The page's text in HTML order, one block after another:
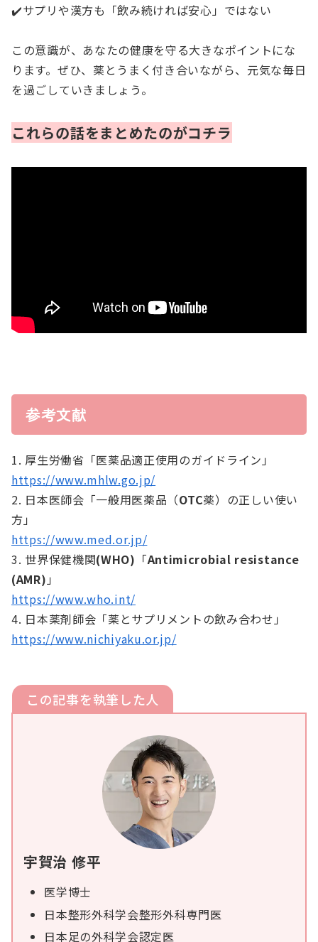
✔️サプリや漢方も「飲み続ければ安心」ではない
この意識が、あなたの健康を守る大きなポイントにな
ります。ぜひ、薬とうまく付き合いながら、元気な毎日
を過ごしていきましょう。
これらの話をまとめたのがコチラ
参考文献
1. 厚生労働省「医薬品適正使用のガイドライン」
https://www.mhlw.go.jp/
2. 日本医師会「一般用医薬品（OTC薬）の正しい使い
方」
https://www.med.or.jp/
3. 世界保健機関(WHO) 「Antimicrobial resistance
(AMR) 」
https://www.who.int/
4. 日本薬剤師会「薬とサプリメントの飲み合わせ」
https://www.nichiyaku.or.jp/
この記事を執筆した人
宇賀治 修平
医学博士
日本整形外科学会整形外科専門医
日本足の外科学会認定医